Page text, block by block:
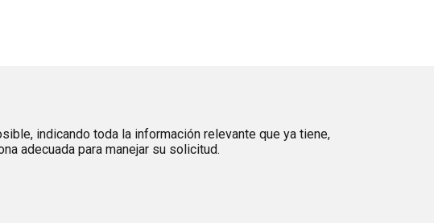
indicando toda la información relevante que ya tiene,
adecuada para manejar su solicitud.